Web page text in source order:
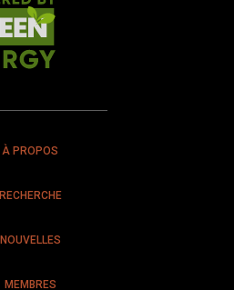
À PROPOS
RECHERCHE
NOUVELLES
MEMBRES